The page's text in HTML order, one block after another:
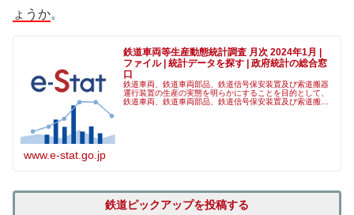
ょうか。
鉄道車両等生産動態統計調査 月次 2024年1月 |
ファイル | 統計データを探す | 政府統計の総合窓
口
鉄道車両、鉄道車両部品、鉄道信号保安装置及び索道搬器
運行装置の生産の実態を明らかにすることを目的として、
鉄道車両、鉄道車両部品、鉄道信号保安装置及び索道搬器
www.e-stat.go.jp
鉄道ピックアップを投稿する